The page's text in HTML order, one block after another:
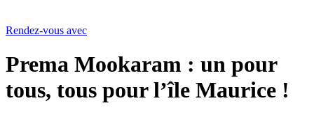
Rendez-vous avec
Prema Mookaram : un pour
tous, tous pour l’île Maurice !